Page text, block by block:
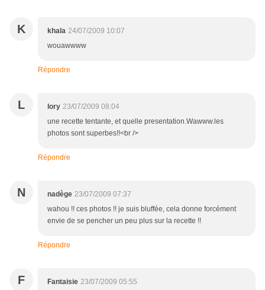
K khala 24/07/2009 10:07
wouawwww
Répondre
L lory 23/07/2009 08:04
une recette tentante, et quelle presentation.Wawww.les
photos sont superbes!!<br />
Répondre
N nadège 23/07/2009 07:37
wahou !! ces photos !! je suis bluffée, cela donne forcément
envie de se pencher un peu plus sur la recette !!
Répondre
F Fantaisie 23/07/2009 05:55